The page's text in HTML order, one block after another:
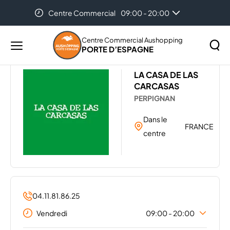
Centre Commercial 09:00 - 20:00
Menu
principal
Centre Commercial Aushopping
PORTE D’ESPAGNE
Rechercher
Les magasins de votre centre Aushopping Porte
LA CASA DE LAS CARCASAS
LA CASA DE LAS
CARCASAS
PERPIGNAN
Dans le
centre
FRANCE
04.11.81.86.25
Vendredi
09:00 - 20:00